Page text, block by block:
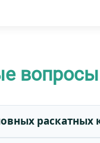
раскатных